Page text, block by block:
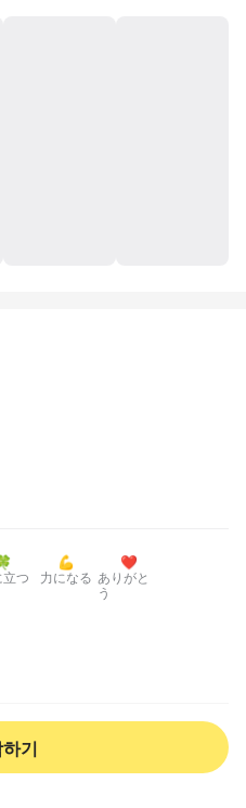
つ
💪
力になる
❤️
ありがと
う
기